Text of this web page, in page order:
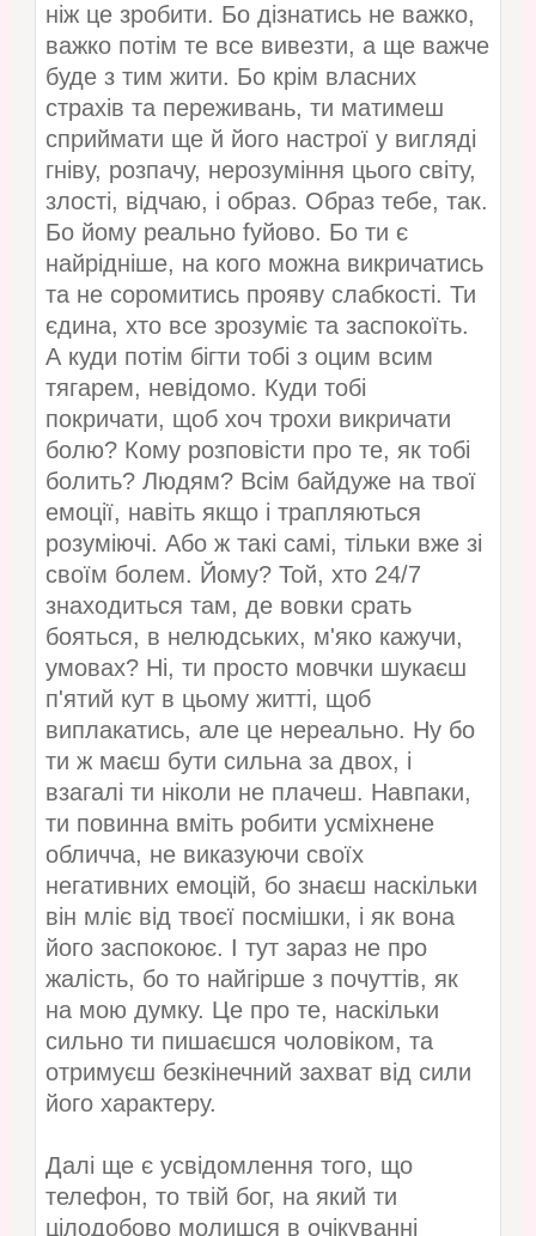
ніж це зробити. Бо дізнатись не важко,
важко потім те все вивезти, а ще важче
буде з тим жити. Бо крім власних
страхів та переживань, ти матимеш
сприймати ще й його настрої у вигляді
гніву, розпачу, нерозуміння цього світу,
злості, відчаю, і образ. Образ тебе, так.
Бо йому реально fyйово. Бо ти є
найрідніше, на кого можна викричатись
та не соромитись прояву слабкості. Ти
єдина, хто все зрозуміє та заспокоїть.
А куди потім бігти тобі з оцим всим
тягарем, невідомо. Куди тобі
покричати, щоб хоч трохи викричати
болю? Кому розповісти про те, як тобі
болить? Людям? Всім байдуже на твої
емоції, навіть якщо і трапляються
розуміючі. Або ж такі самі, тільки вже зі
своїм болем. Йому? Той, хто 24/7
знаходиться там, де вовки срать
бояться, в нелюдських, м'яко кажучи,
умовах? Ні, ти просто мовчки шукаєш
п'ятий кут в цьому житті, щоб
виплакатись, але це нереально. Ну бо
ти ж маєш бути сильна за двох, і
взагалі ти ніколи не плачеш. Навпаки,
ти повинна вміть робити усміхнене
обличча, не виказуючи своїх
негативних емоцій, бо знаєш наскільки
він мліє від твоєї посмішки, і як вона
його заспокоює. І тут зараз не про
жалість, бо то найгірше з почуттів, як
на мою думку. Це про те, наскільки
сильно ти пишаєшся чоловіком, та
отримуєш безкінечний захват від сили
його характеру.
Далі ще є усвідомлення того, що
телефон, то твій бог, на який ти
цілодобово молишся в очікуванні